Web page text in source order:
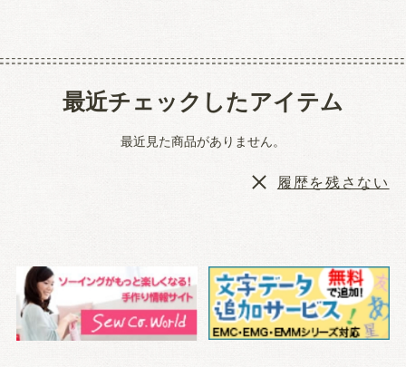
最近チェックしたアイテム
最近見た商品がありません。
履歴を残さない